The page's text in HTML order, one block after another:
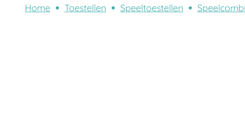
Home Toestellen Speeltoestellen